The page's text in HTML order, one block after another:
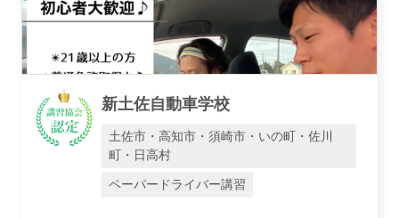
業者様登録はこちら
新土佐自動車学校
土佐市・高知市・須崎市・いの町・佐川
町・日高村
ペーパードライバー講習